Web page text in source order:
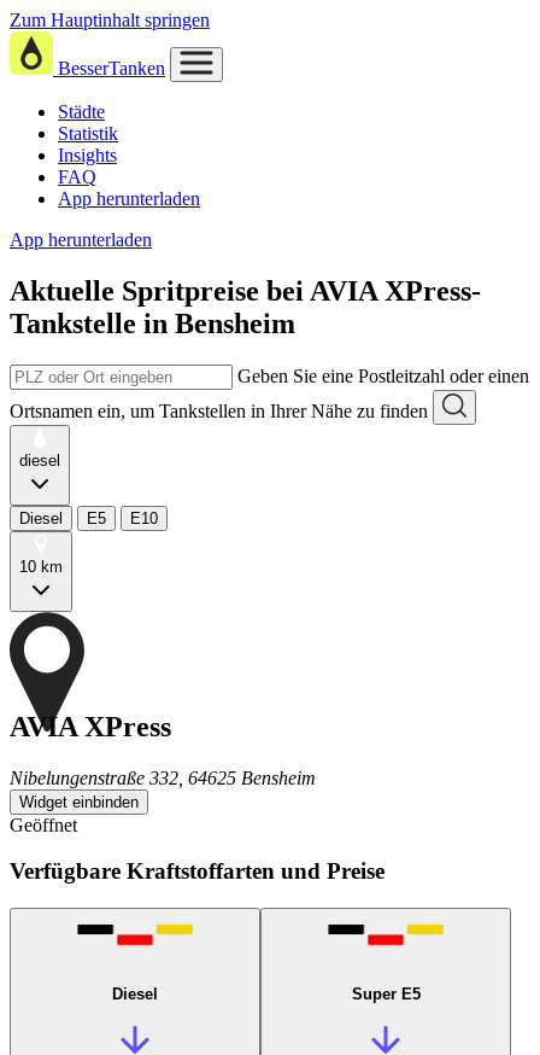
Zum Hauptinhalt springen
BesserTanken
Städte
Statistik
Insights
FAQ
App herunterladen
App herunterladen
Aktuelle Spritpreise bei AVIA XPress-
Tankstelle in Bensheim
Geben Sie eine Postleitzahl oder einen
Ortsnamen ein, um Tankstellen in Ihrer Nähe zu finden
diesel
Diesel E5 E10
10 km
AVIA XPress
Nibelungenstraße 332, 64625 Bensheim
Widget einbinden
Geöffnet
Verfügbare Kraftstoffarten und Preise
Diesel Super E5